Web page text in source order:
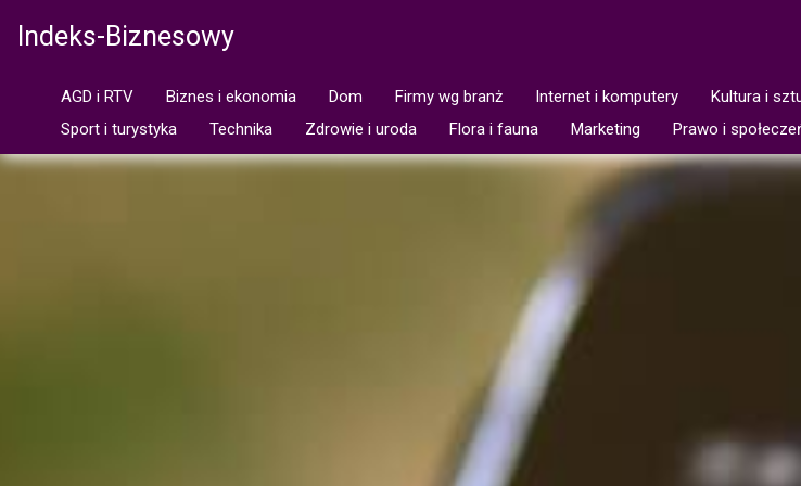
Indeks-Biznesowy
AGD i RTV Biznes i ekonomia Dom Firmy wg branż Internet i komputery Kultura i
Sport i turystyka
Technika Zdrowie i uroda Flora i fauna Marketing Prawo i